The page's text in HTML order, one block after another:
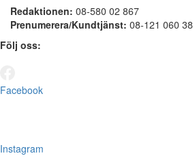
Redaktionen: 08-580 02 867
Prenumerera/Kundtjänst: 08-121 060 38
Följ oss:
Facebook
Instagram